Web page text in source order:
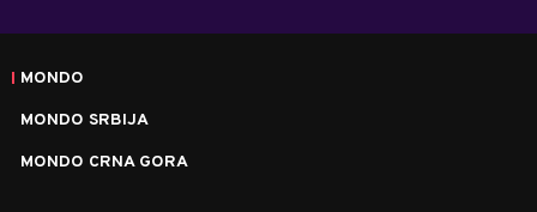
MONDO
MONDO SRBIJA
MONDO CRNA GORA